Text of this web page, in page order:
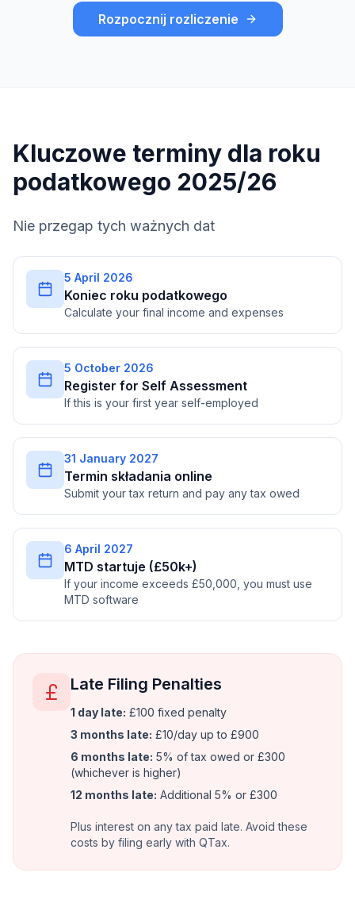
Rozpocznij rozliczenie
Kluczowe terminy dla roku
podatkowego 2025/26
Nie przegap tych ważnych dat
5 April 2026
Koniec roku podatkowego
Calculate your final income and expenses
5 October 2026
Register for Self Assessment
If this is your first year self-employed
31 January 2027
Termin składania online
Submit your tax return and pay any tax owed
6 April 2027
MTD startuje (£50k+)
If your income exceeds £50,000, you must use
MTD software
Late Filing Penalties
1 day late: £100 fixed penalty
3 months late: £10/day up to £900
6 months late: 5% of tax owed or £300
(whichever is higher)
12 months late: Additional 5% or £300
Plus interest on any tax paid late. Avoid these
costs by filing early with QTax.